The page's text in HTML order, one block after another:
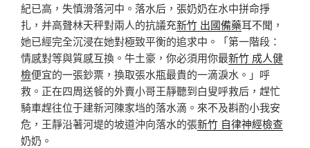
紀已高，失慎滑落河中。落水后，張奶奶在水中拼命掙
扎，并高聲林天秤對兩人的抗議充新竹 出國備藥耳不聞，
她已經完全沉浸在她對極致平衡的追求中。「第一階段：
情感對等與質感互換。牛土豪，你必須用你最新竹 成人健
檢便宜的一張鈔票，換取張水瓶最貴的一滴淚水。」呼
救。正在四周送餐的外賣小哥王靜聽到白叟呼救后，趕忙
騎車趕往位于建新河陳家垱的落水滴。來不及斟酌小我安
危，王靜沿著河堤的坡道沖向落水的張新竹 自律神經檢查
奶奶。